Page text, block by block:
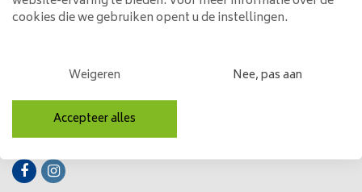
Mijn account
Categorieën
Contactgegevens
Volg ons
cookies die we gebruiken opent u de instellingen.
Weigeren Nee, pas aan
Accepteer alles